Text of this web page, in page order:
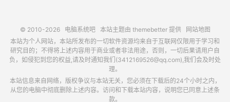
© 2010-2026 电脑系统吧本站主题由 themebetter提供
网站地图
本站为个人网站，本站所发布的一切软件资源均来自于互联网仅限用于学习和
研究目的；不得将上述内容用于商业或者非法用途，否则，一切后果请用户自
负，如侵犯到您的权益,请及时通知我们(3412169526@qq.com),我们会及时处
理。
本站信息来自网络，版权争议与本站无关，您必须在下载后的24个小时之内，
从您的电脑中彻底删除上述内容。访问和下载本站内容，说明您已同意上述条
款。